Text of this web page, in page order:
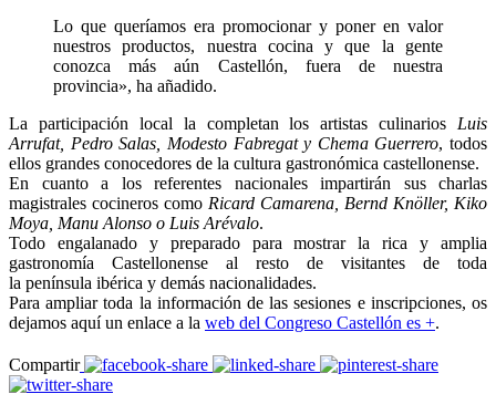
Lo que queríamos era promocionar y poner en valor
nuestros productos, nuestra cocina y que la gente
conozca más aún Castellón, fuera de nuestra
provincia», ha añadido.
La participación local la completan los artistas culinarios Luis
Arrufat, Pedro Salas, Modesto Fabregat y Chema Guerrero, todos
ellos grandes conocedores de la cultura gastronómica castellonense.
En cuanto a los referentes nacionales impartirán sus charlas
magistrales cocineros como Ricard Camarena, Bernd Knöller, Kiko
Moya, Manu Alonso o Luis Arévalo.
Todo engalanado y preparado para mostrar la rica y amplia
gastronomía Castellonense al resto de visitantes de toda
la península ibérica y demás nacionalidades.
Para ampliar toda la información de las sesiones e inscripciones, os
dejamos aquí un enlace a la web del Congreso Castellón es +.
Compartir